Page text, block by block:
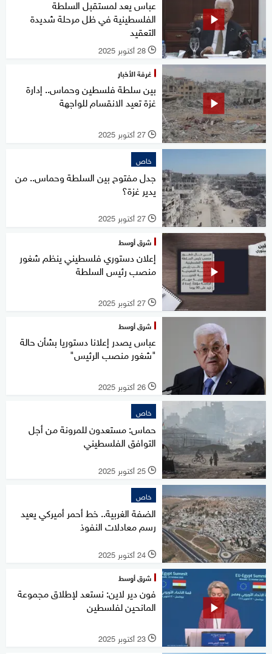
عباس يعد لمستقبل السلطة
الفلسطينية في ظل مرحلة شديدة
التعقيد
l 28 أكتوبر 2025
غرفة الأخبار
بين سلطة فلسطين وحماس.. إدارة
غزة تعيد الانقسام للواجهة
l 27 أكتوبر 2025
خاص
جدل مفتوح بين السلطة وحماس.. من
يدير غزة؟
l 27 أكتوبر 2025
شرق أوسط
إعلان دستوري فلسطيني ينظم شغور
منصب رئيس السلطة
l 27 أكتوبر 2025
شرق أوسط
عباس يصدر إعلانا دستوريا بشأن حالة
"شغور منصب الرئيس"
l 26 أكتوبر 2025
خاص
حماس: مستعدون للمرونة من أجل
التوافق الفلسطيني
l 25 أكتوبر 2025
خاص
الضفة الغربية.. خط أحمر أميركي يعيد
رسم معادلات النفوذ
l 24 أكتوبر 2025
شرق أوسط
فون دير لاين: نستعد لإطلاق مجموعة
المانحين لفلسطين
l 23 أكتوبر 2025